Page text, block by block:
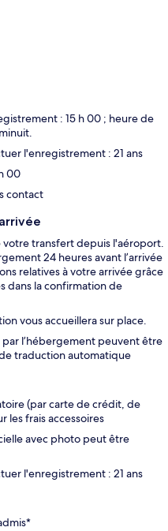
: 15 h 00 ; heure de
l'enregistrement : 21 ans
00
contact
transfert depuis l'aéroport.
24 heures avant l’arrivée
relatives à votre arrivée grâce
dans la confirmation de
vous accueillera sur place.
l’hébergement peuvent être
traduction automatique
(par carte de crédit, de
les frais accessoires
avec photo peut être
l'enregistrement : 21 ans